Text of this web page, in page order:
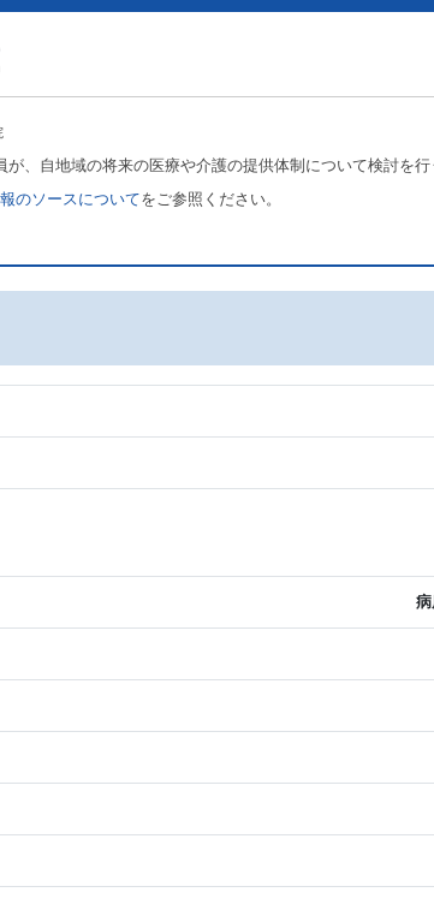
、自地域の将来の医療や介護の提供体制について検討を
のソースについてをご参照ください。